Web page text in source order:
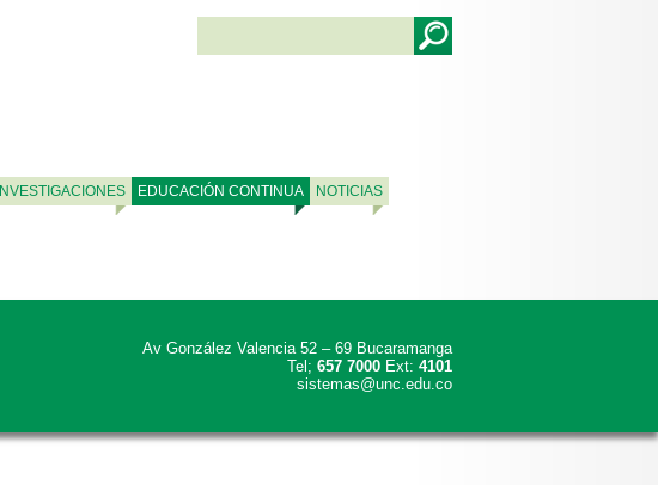
INVESTIGACIONES EDUCACIÓN CONTINUA NOTICIAS
Av González Valencia 52 – 69 Bucaramanga
Tel; 657 7000 Ext: 4101
sistemas@unc.edu.co